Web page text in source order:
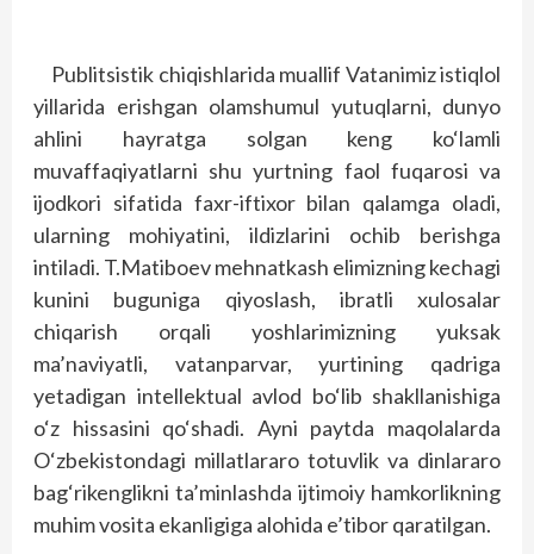
Publitsistik chiqishlarida muallif Vatanimiz istiqlol
yillarida erishgan olamshumul yutuqlarni, dunyo
ahlini hayratga solgan keng ko‘lamli
muvaffaqiyatlarni shu yurtning faol fuqarosi va
ijodkori sifatida faxr-iftixor bilan qalamga oladi,
ularning mohiyatini, ildizlarini ochib berishga
intiladi. T.Matiboev mehnatkash elimizning kechagi
kunini buguniga qiyoslash, ibratli xulosalar
chiqarish orqali yoshlarimizning yuksak
ma’naviyatli, vatanparvar, yurtining qadriga
yetadigan intellektual avlod bo‘lib shakllanishiga
o‘z hissasini qo‘shadi. Ayni paytda maqolalarda
O‘zbekistondagi millatlararo totuvlik va dinlararo
bag‘rikenglikni ta’minlashda ijtimoiy hamkorlikning
muhim vosita ekanligiga alohida e’tibor qaratilgan.